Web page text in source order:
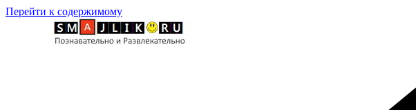
Перейти к содержимому